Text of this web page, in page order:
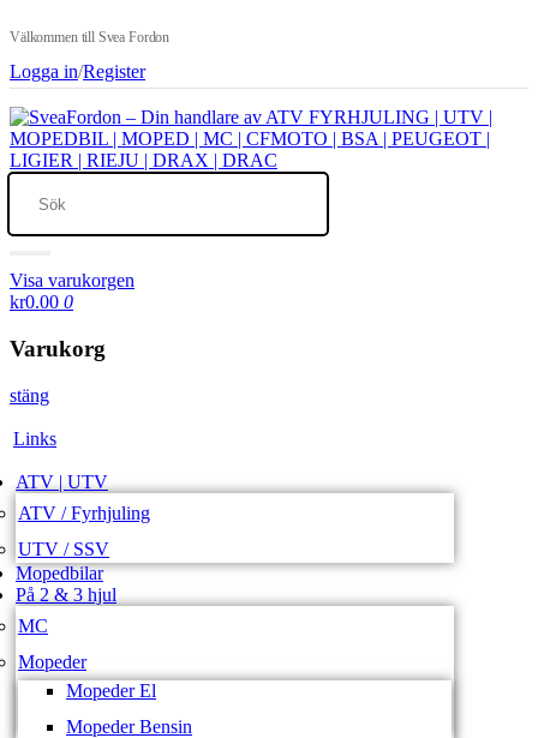
Välkommen till Svea Fordon
Logga in/Register
Visa varukorgen
kr0.00 0
Varukorg
stäng
Links
ATV | UTV
ATV / Fyrhjuling
UTV / SSV
Mopedbilar
På 2 & 3 hjul
MC
Mopeder
Mopeder El
Mopeder Bensin